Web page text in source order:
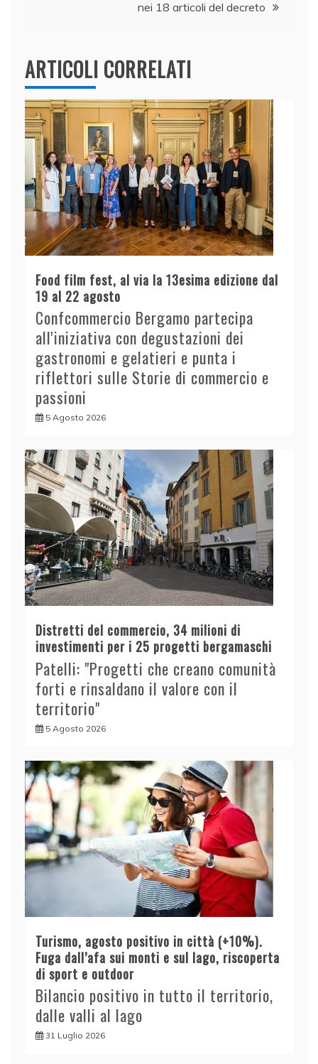
nei 18 articoli del decreto
ARTICOLI CORRELATI
Food film fest, al via la 13esima edizione dal
19 al 22 agosto
Confcommercio Bergamo partecipa
all'iniziativa con degustazioni dei
gastronomi e gelatieri e punta i
riflettori sulle Storie di commercio e
passioni
5 Agosto 2026
Distretti del commercio, 34 milioni di
investimenti per i 25 progetti bergamaschi
Patelli: "Progetti che creano comunità
forti e rinsaldano il valore con il
territorio"
5 Agosto 2026
Turismo, agosto positivo in città (+10%).
Fuga dall’afa sui monti e sul lago, riscoperta
di sport e outdoor
Bilancio positivo in tutto il territorio,
dalle valli al lago
31 Luglio 2026